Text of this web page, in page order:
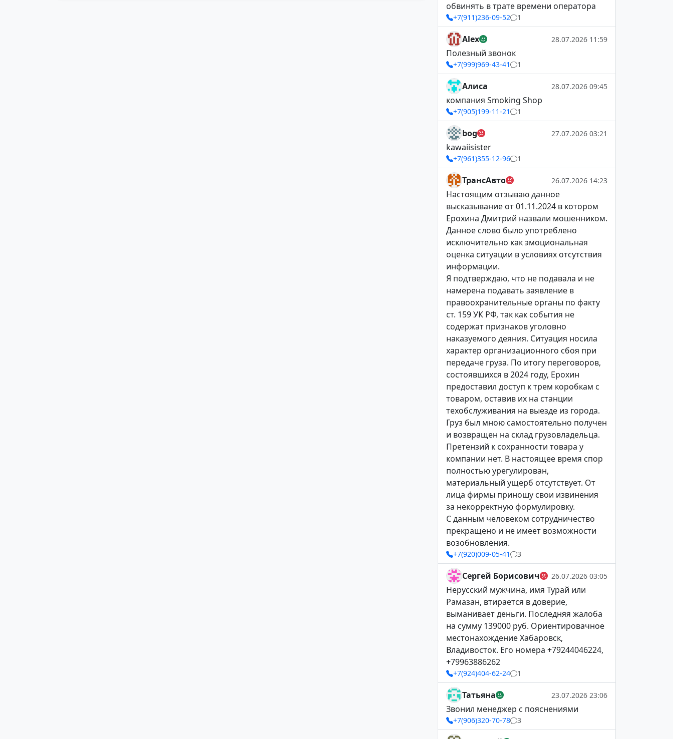
обвинять в трате времени оператора
+7(911)236-09-52 1
Alex 28.07.2026 11:59
Полезный звонок
+7(999)969-43-41 1
Алиса 28.07.2026 09:45
компания Smoking Shop
+7(905)199-11-21 1
bog 27.07.2026 03:21
kawaiisister
+7(961)355-12-96 1
ТрансАвто 26.07.2026 14:23
Настоящим отзываю данное
высказывание от 01.11.2024 в котором
Ерохина Дмитрий назвали мошенником.
Данное слово было употреблено
исключительно как эмоциональная
оценка ситуации в условиях отсутствия
информации.
Я подтверждаю, что не подавала и не
намерена подавать заявление в
правоохранительные органы по факту
ст. 159 УК РФ, так как события не
содержат признаков уголовно
наказуемого деяния. Ситуация носила
характер организационного сбоя при
передаче груза. По итогу переговоров,
состоявшихся в 2024 году, Ерохин
предоставил доступ к трем коробкам с
товаром, оставив их на станции
техобслуживания на выезде из города.
Груз был мною самостоятельно получен
и возвращен на склад грузовладельца.
Претензий к сохранности товара у
компании нет. В настоящее время спор
полностью урегулирован,
материальный ущерб отсутствует. От
лица фирмы приношу свои извинения
за некорректную формулировку.
С данным человеком сотрудничество
прекращено и не имеет возможности
возобновления.
+7(920)009-05-41 3
Сергей Борисович 26.07.2026 03:05
Нерусский мужчина, имя Турай или
Рамазан, втирается в доверие,
выманивает деньги. Последняя жалоба
на сумму 139000 руб. Ориентировачное
местонахождение Хабаровск,
Владивосток. Его номера +79244046224,
+79963886262
+7(924)404-62-24 1
Татьяна 23.07.2026 23:06
Звонил менеджер с пояснениями
+7(906)320-70-78 3